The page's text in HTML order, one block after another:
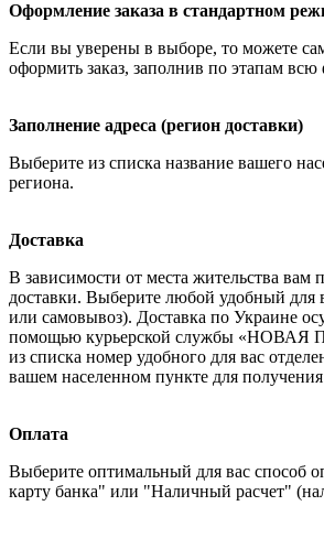
Оформление заказа в стандартном
Если вы уверены в выборе, то можете
оформить заказ, заполнив по этапам всю
Заполнение адреса (регион доставки)
Выберите из списка название вашего
региона.
Доставка
В зависимости от места жительства вам
доставки. Выберите любой удобный для
или самовывоз). Доставка по Украине
помощью курьерской службы «НОВАЯ
из списка номер удобного для вас
вашем населенном пункте для получения
Оплата
Выберите оптимальный для вас способ
карту банка" или "Наличный расчет"